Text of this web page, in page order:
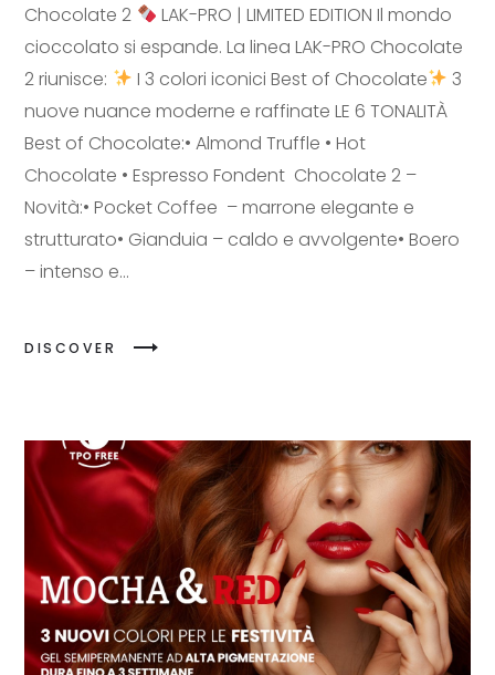
Chocolate 2
LAK-PRO | LIMITED EDITION Il mondo
cioccolato si espande. La linea LAK-PRO Chocolate
2 riunisce:
I 3 colori iconici Best of Chocolate
3
nuove nuance moderne e raffinate LE 6 TONALITÀ
Best of Chocolate:• Almond Truffle • Hot
Chocolate • Espresso Fondent Chocolate 2 –
Novità:• Pocket Coffee – marrone elegante e
strutturato• Gianduia – caldo e avvolgente• Boero
– intenso e...
DISCOVER